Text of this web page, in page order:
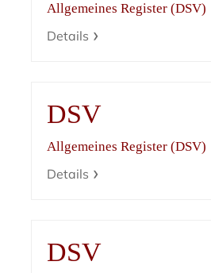
Allgemeines Register (DSV)
Details
DSV
Allgemeines Register (DSV)
Details
DSV